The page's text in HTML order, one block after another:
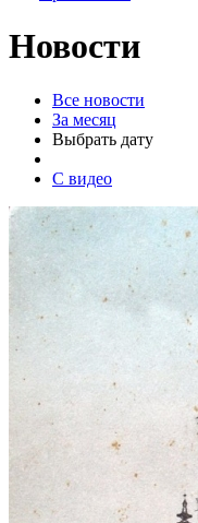
Новости
Все новости
За месяц
Выбрать дату
С видео